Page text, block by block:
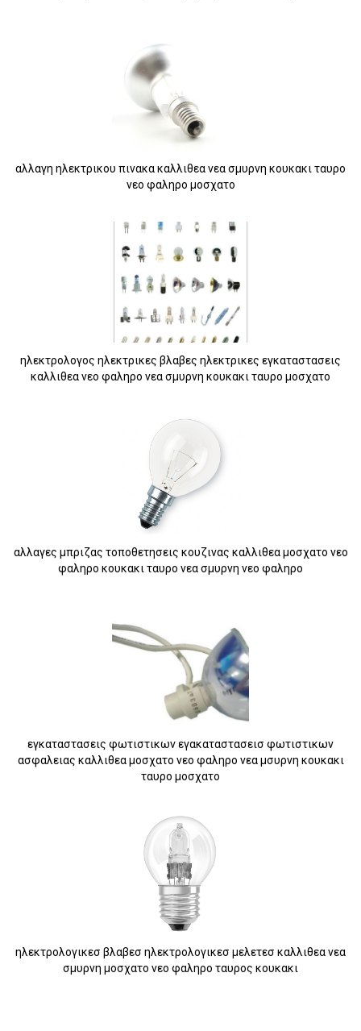
αλλαγη ηλεκτρικου πινακα καλλιθεα νεα σμυρνη κουκακι ταυρο
νεο φαληρο μοσχατο
ηλεκτρολογος ηλεκτρικες βλαβες ηλεκτρικες εγκαταστασεις
καλλιθεα νεο φαληρο νεα σμυρνη κουκακι ταυρο μοσχατο
αλλαγες μπριζας τοποθετησεις κουζινας καλλιθεα μοσχατο νεο
φαληρο κουκακι ταυρο νεα σμυρνη νεο φαληρο
εγκαταστασεις φωτιστικων εγακαταστασεισ φωτιστικων
ασφαλειας καλλιθεα μοσχατο νεο φαληρο νεα μσυρνη κουκακι
ταυρο μοσχατο
ηλεκτρολογικεσ βλαβεσ ηλεκτρολογικεσ μελετεσ καλλιθεα νεα
σμυρνη μοσχατο νεο φαληρο ταυρος κουκακι